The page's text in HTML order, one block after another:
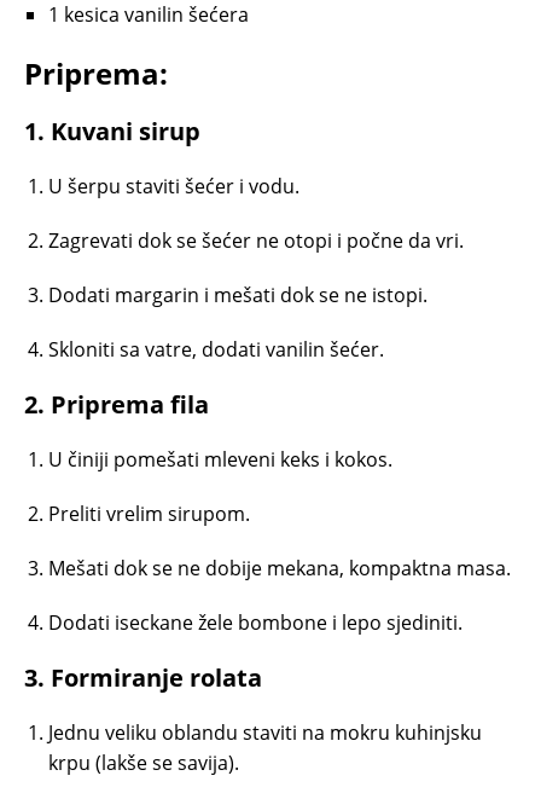
1 kesica vanilin šećera
Priprema:
1. Kuvani sirup
U šerpu staviti šećer i vodu.
Zagrevati dok se šećer ne otopi i počne da vri.
Dodati margarin i mešati dok se ne istopi.
Skloniti sa vatre, dodati vanilin šećer.
2. Priprema fila
U činiji pomešati mleveni keks i kokos.
Preliti vrelim sirupom.
Mešati dok se ne dobije mekana, kompaktna masa.
Dodati iseckane žele bombone i lepo sjediniti.
3. Formiranje rolata
Jednu veliku oblandu staviti na mokru kuhinjsku
krpu (lakše se savija).